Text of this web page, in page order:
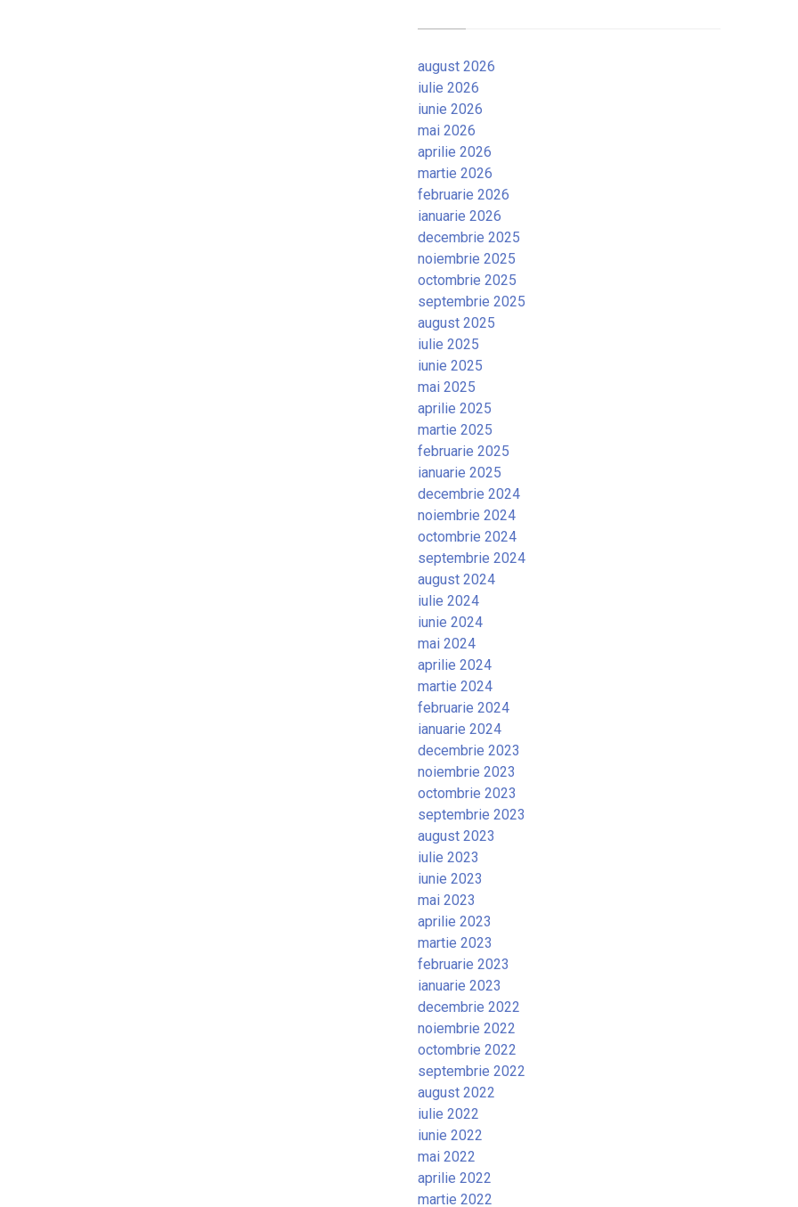
august 2026
iulie 2026
iunie 2026
mai 2026
aprilie 2026
martie 2026
februarie 2026
ianuarie 2026
decembrie 2025
noiembrie 2025
octombrie 2025
septembrie 2025
august 2025
iulie 2025
iunie 2025
mai 2025
aprilie 2025
martie 2025
februarie 2025
ianuarie 2025
decembrie 2024
noiembrie 2024
octombrie 2024
septembrie 2024
august 2024
iulie 2024
iunie 2024
mai 2024
aprilie 2024
martie 2024
februarie 2024
ianuarie 2024
decembrie 2023
noiembrie 2023
octombrie 2023
septembrie 2023
august 2023
iulie 2023
iunie 2023
mai 2023
aprilie 2023
martie 2023
februarie 2023
ianuarie 2023
decembrie 2022
noiembrie 2022
octombrie 2022
septembrie 2022
august 2022
iulie 2022
iunie 2022
mai 2022
aprilie 2022
martie 2022